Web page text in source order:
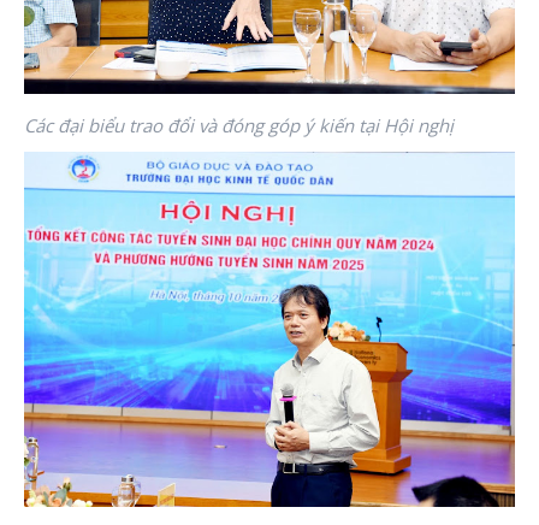
Các đại biểu trao đổi và đóng góp ý kiến tại Hội nghị